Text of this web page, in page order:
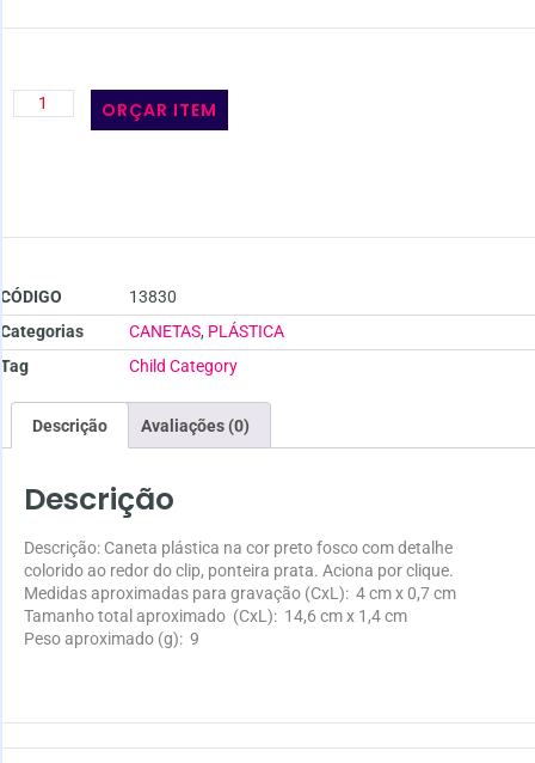
ORÇAR ITEM
CÓDIGO
13830
Categorias
CANETAS, PLÁSTICA
Tag
Child Category
Descrição Avaliações (0)
Descrição
Descrição: Caneta plástica na cor preto fosco com detalhe
colorido ao redor do clip, ponteira prata. Aciona por clique.
Medidas aproximadas para gravação (CxL): 4 cm x 0,7 cm
Tamanho total aproximado (CxL): 14,6 cm x 1,4 cm
Peso aproximado (g): 9